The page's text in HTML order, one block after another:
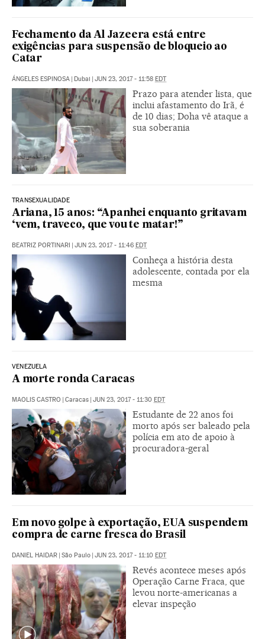
Fechamento da Al Jazeera está entre
exigências para suspensão de bloqueio ao
Catar
ÁNGELES ESPINOSA | Dubai | JUN 23, 2017 - 11:58 EDT
Prazo para atender lista, que
inclui afastamento do Irã, é
de 10 dias; Doha vê ataque a
sua soberania
TRANSEXUALIDADE
Ariana, 15 anos: “Apanhei enquanto gritavam
‘vem, traveco, que vou te matar!”
BEATRIZ PORTINARI | JUN 23, 2017 - 11:46 EDT
Conheça a história desta
adolescente, contada por ela
mesma
VENEZUELA
A morte ronda Caracas
MAOLIS CASTRO | Caracas | JUN 23, 2017 - 11:30 EDT
Estudante de 22 anos foi
morto após ser baleado pela
polícia em ato de apoio à
procuradora-geral
Em novo golpe à exportação, EUA suspendem
compra de carne fresca do Brasil
DANIEL HAIDAR | São Paulo | JUN 23, 2017 - 11:10 EDT
Revés acontece meses após
Operação Carne Fraca, que
levou norte-americanas a
elevar inspeção